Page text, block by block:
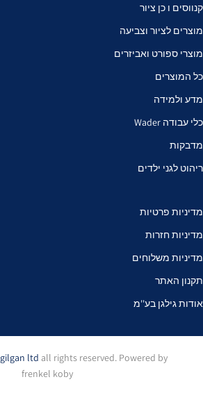
קנווסים ו כן ציור
מוצרים לציור וצביעה
מוצרי ספורט ואביזרים
כל המוצרים
מדע ולמידה
כלי עבודה Wader
מדבקות
ריהוט לגני ילדים
מדיניות פרטיות
מדיניות חזרות
מדיניות משלוחים
תקנון האתר
אודות גילגן בע''מ
gilgan ltd all rights reserved. Powered by
frenkel koby